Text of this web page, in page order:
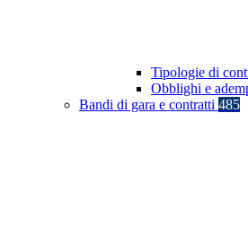
Tipologie di
Obblighi e
Bandi di gara e contratti 485